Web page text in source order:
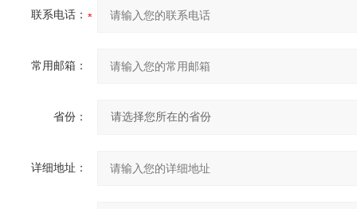
联系电话：
常用邮箱：
省份：
详细地址：